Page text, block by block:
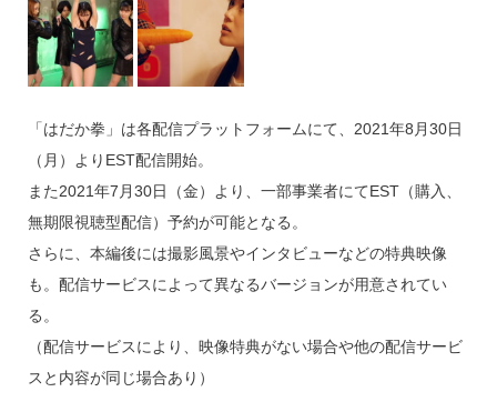
「はだか拳」は各配信プラットフォームにて、2021年8月30日
（月）よりEST配信開始。
また2021年7月30日（金）より、一部事業者にてEST（購入、
無期限視聴型配信）予約が可能となる。
さらに、本編後には撮影風景やインタビューなどの特典映像
も。配信サービスによって異なるバージョンが用意されてい
る。
（配信サービスにより、映像特典がない場合や他の配信サービ
スと内容が同じ場合あり）